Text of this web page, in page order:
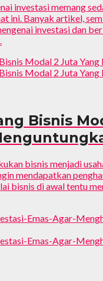
investasi memang
ini. Banyak artikel,
investasi dan
Bisnis
bisnis menjadi
mendapatkan
bisnis di awal tentu